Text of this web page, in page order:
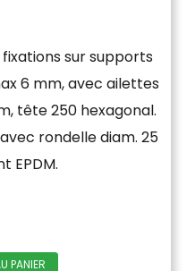
sur supports
6 mm, avec ailettes
tête 250 hexagonal.
rondelle diam. 25
EPDM.
PANIER